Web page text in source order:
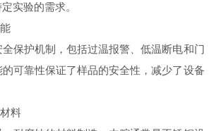
实验的需求。
护机制，包括过温报警、低温断电和门
可靠性保证了样品的安全性，减少了设备
料